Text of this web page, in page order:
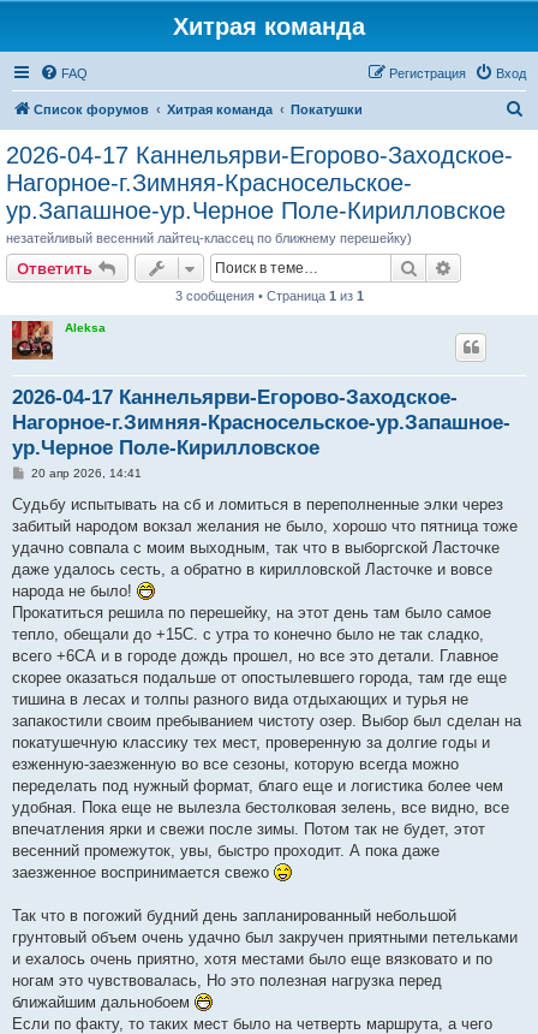
Хитрая команда
FAQ Вход
Регистрация
Список форумов Хитрая команда Покатушки
2026-04-17 Каннельярви-Егорово-Заходское-
Нагорное-г.Зимняя-Красносельское-
ур.Запашное-ур.Черное Поле-Кирилловское
незатейливый весенний лайтец-классец по ближнему перешейку)
Ответить Поиск
3 сообщения • Страница 1 из 1
Aleksa
2026-04-17 Каннельярви-Егорово-Заходское-
Нагорное-г.Зимняя-Красносельское-ур.Запашное-
ур.Черное Поле-Кирилловское
С
о
б
щ
е
н
и
е
20 апр 2026, 14:41
Судьбу испытывать на сб и ломиться в переполненные элки через
забитый народом вокзал желания не было, хорошо что пятница тоже
удачно совпала с моим выходным, так что в выборгской Ласточке
даже удалось сесть, а обратно в кирилловской Ласточке и вовсе
народа не было!
Прокатиться решила по перешейку, на этот день там было самое
тепло, обещали до +15С. с утра то конечно было не так сладко,
всего +6СА и в городе дождь прошел, но все это детали. Главное
скорее оказаться подальше от опостылевшего города, там где еще
тишина в лесах и толпы разного вида отдыхающих и турья не
запакостили своим пребыванием чистоту озер. Выбор был сделан на
покатушечную классику тех мест, проверенную за долгие годы и
езженную-заезженную во все сезоны, которую всегда можно
переделать под нужный формат, благо еще и логистика более чем
удобная. Пока еще не вылезла бестолковая зелень, все видно, все
впечатления ярки и свежи после зимы. Потом так не будет, этот
весенний промежуток, увы, быстро проходит. А пока даже
заезженное воспринимается свежо
Так что в погожий будний день запланированный небольшой
грунтовый объем очень удачно был закручен приятными петельками
и ехалось очень приятно, хотя местами было еще вязковато и по
ногам это чувствовалась, Но это полезная нагрузка перед
ближайшим дальнобоем
Если по факту, то таких мест было на четверть маршрута, а чего